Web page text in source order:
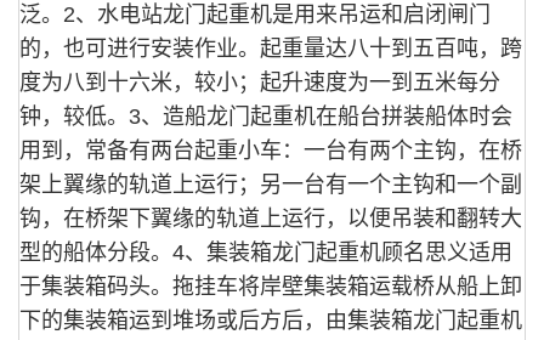
泛。 2、水电站龙门起重机是用来吊运和启闭闸门
的，也可进行安装作业。起重量达八十到五百吨，跨
度为八到十六米，较小；起升速度为一到五米每分
钟，较低。 3、造船龙门起重机在船台拼装船体时会
用到，常备有两台起重小车：一台有两个主钩，在桥
架上翼缘的轨道上运行；另一台有一个主钩和一个副
钩，在桥架下翼缘的轨道上运行，以便吊装和翻转大
型的船体分段。 4、集装箱龙门起重机顾名思义适用
于集装箱码头。拖挂车将岸壁集装箱运载桥从船上卸
下的集装箱运到堆场或后方后，由集装箱龙门起重机